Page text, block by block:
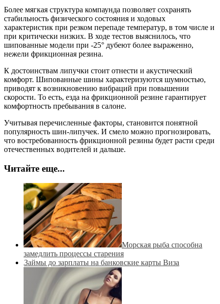
Более мягкая структура компаунда позволяет сохранять
стабильность физического состояния и ходовых
характеристик при резком перепаде температур, в том числе и
при критически низких. В ходе тестов выяснилось, что
шипованные модели при -25° дубеют более выраженно,
нежели фрикционная резина.
К достоинствам липучки стоит отнести и акустический
комфорт. Шипованные шины характеризуются шумностью,
приводят к возникновению вибраций при повышении
скорости. То есть, езда на фрикционной резине гарантирует
комфортность пребывания в салоне.
Учитывая перечисленные факторы, становится понятной
популярность шин-липучек. И смело можно прогнозировать,
что востребованность фрикционной резины будет расти среди
отечественных водителей и дальше.
Читайте еще...
Морская рыба способна
замедлить процессы старения
Займы до зарплаты на банковские карты Виза